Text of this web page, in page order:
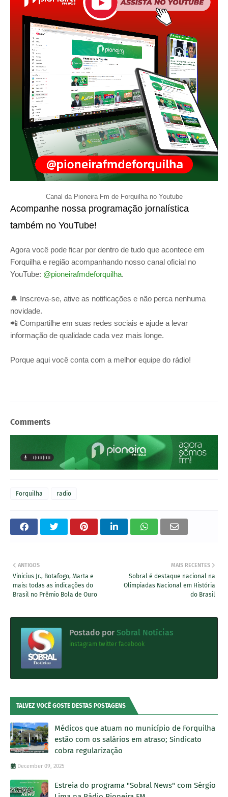
Canal da Pioneira Fm de Forquilha no Youtube
Acompanhe nossa programação jornalística
também no YouTube!
Agora você pode ficar por dentro de tudo que acontece em
Forquilha e região acompanhando nosso canal oficial no
YouTube: @pioneirafmdeforquilha.
🔔 Inscreva-se, ative as notificações e não perca nenhuma
novidade.
📲 Compartilhe em suas redes sociais e ajude a levar
informação de qualidade cada vez mais longe.
Porque aqui você conta com a melhor equipe do rádio!
Comments
Forquilha radio
MAIS RECENTES
Sobral é destaque nacional na
Olimpiadas Nacional em História
do Brasil
ANTIGOS
Vinicius Jr., Botafogo, Marta e
mais: todas as indicações do
Brasil no Prêmio Bola de Ouro
Postado por Sobral Notícias
instagram twitter facebook
TALVEZ VOCÊ GOSTE DESTAS POSTAGENS
Médicos que atuam no município de Forquilha
estão com os salários em atraso; Sindicato
cobra regularização
December 09, 2025
Estreia do programa "Sobral News" com Sérgio